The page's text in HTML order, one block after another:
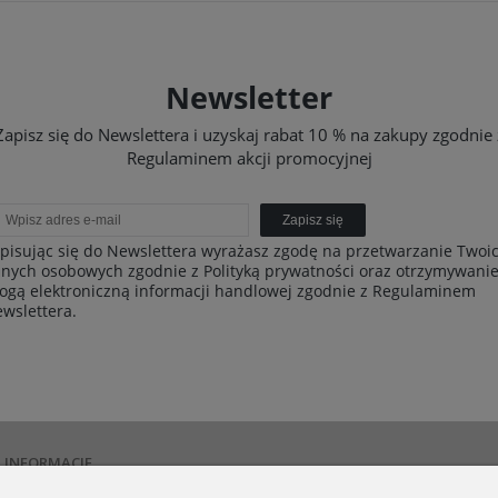
Newsletter
się do Newslettera i uzyskaj rabat 10 % na zakupy zgodnie
Regulaminem akcji promocyjnej
Zapisz się
się do Newslettera wyrażasz zgodę na przetwarzanie
osobowych zgodnie z Polityką prywatności oraz otrzymywanie
elektroniczną informacji handlowej zgodnie z Regulaminem
INFORMACJE